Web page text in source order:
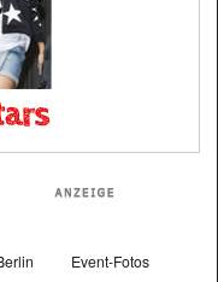
Event-Fotos